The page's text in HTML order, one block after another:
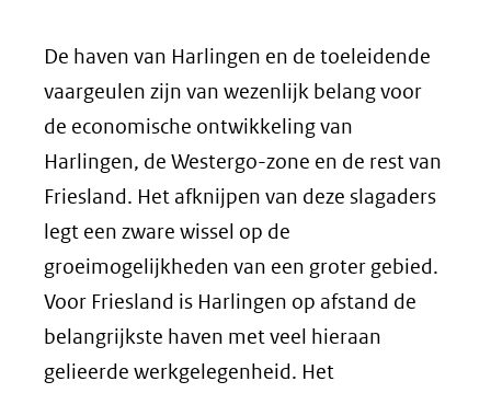
De haven van Harlingen en de toeleidende
vaargeulen zijn van wezenlijk belang voor
de economische ontwikkeling van
Harlingen, de Westergo-zone en de rest van
Friesland. Het afknijpen van deze slagaders
legt een zware wissel op de
groeimogelijkheden van een groter gebied.
Voor Friesland is Harlingen op afstand de
belangrijkste haven met veel hieraan
gelieerde werkgelegenheid. Het